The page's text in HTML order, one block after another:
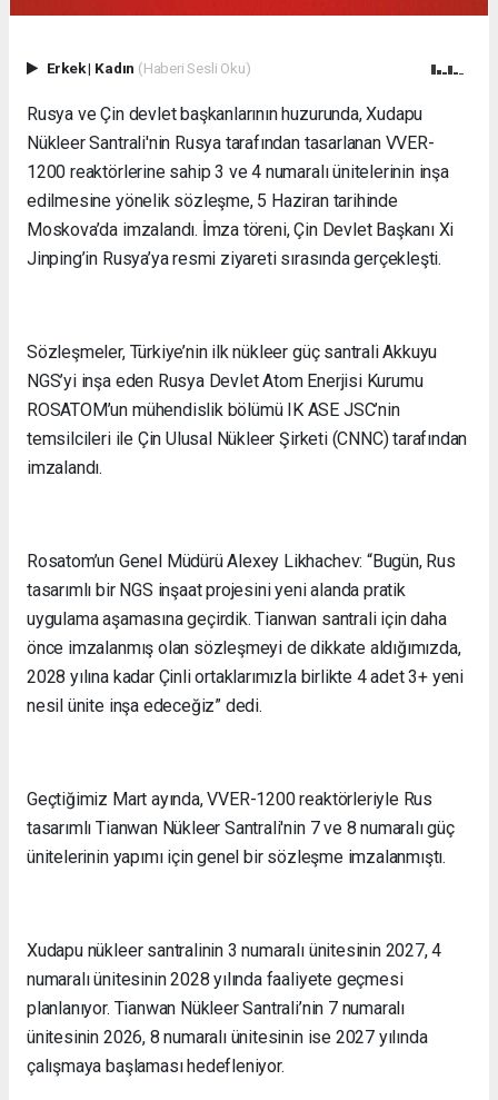
Erkek| Kadın (Haberi Sesli Oku)
Rusya ve Çin devlet başkanlarının huzurunda, Xudapu
Nükleer Santrali'nin Rusya tarafından tasarlanan VVER-
1200 reaktörlerine sahip 3 ve 4 numaralı ünitelerinin inşa
edilmesine yönelik sözleşme, 5 Haziran tarihinde
Moskova’da imzalandı. İmza töreni, Çin Devlet Başkanı Xi
Jinping’in Rusya’ya resmi ziyareti sırasında gerçekleşti.
Sözleşmeler, Türkiye’nin ilk nükleer güç santrali Akkuyu
NGS’yi inşa eden Rusya Devlet Atom Enerjisi Kurumu
ROSATOM’un mühendislik bölümü IK ASE JSC’nin
temsilcileri ile Çin Ulusal Nükleer Şirketi (CNNC) tarafından
imzalandı.
Rosatom’un Genel Müdürü Alexey Likhachev: “Bugün, Rus
tasarımlı bir NGS inşaat projesini yeni alanda pratik
uygulama aşamasına geçirdik. Tianwan santrali için daha
önce imzalanmış olan sözleşmeyi de dikkate aldığımızda,
2028 yılına kadar Çinli ortaklarımızla birlikte 4 adet 3+ yeni
nesil ünite inşa edeceğiz” dedi.
Geçtiğimiz Mart ayında, VVER-1200 reaktörleriyle Rus
tasarımlı Tianwan Nükleer Santrali'nin 7 ve 8 numaralı güç
ünitelerinin yapımı için genel bir sözleşme imzalanmıştı.
Xudapu nükleer santralinin 3 numaralı ünitesinin 2027, 4
numaralı ünitesinin 2028 yılında faaliyete geçmesi
planlanıyor. Tianwan Nükleer Santrali’nin 7 numaralı
ünitesinin 2026, 8 numaralı ünitesinin ise 2027 yılında
çalışmaya başlaması hedefleniyor.